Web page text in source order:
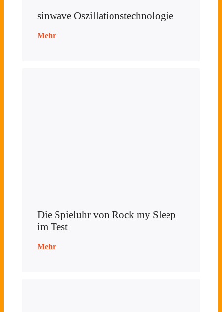
sinwave Oszillationstechnologie
Mehr
Die Spieluhr von Rock my Sleep
im Test
Mehr